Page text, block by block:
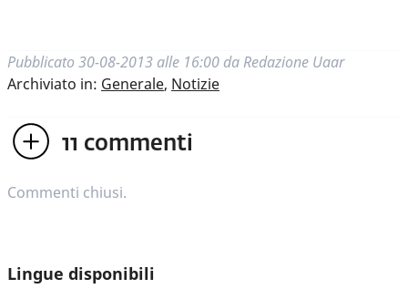
Pubblicato 30-08-2013 alle 16:00 da Redazione Uaar
Archiviato in: Generale, Notizie
11 commenti
Commenti chiusi.
Lingue disponibili